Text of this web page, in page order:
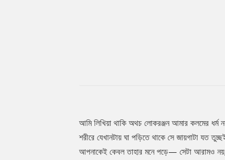
Tab
আমি লিখিয়া থাকি অথচ লোকরঞ্জন আমার কলমের ধর্ম
শরীরে যেখানটায় ঘা পড়িতে থাকে সে জায়গাটা যত
আপনাকেই কেবল তাহার মনে পড়ে— সেটা আরামও